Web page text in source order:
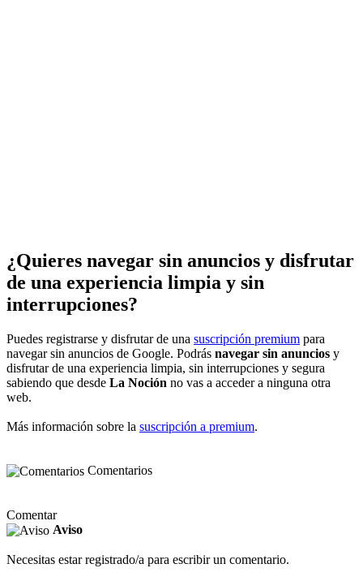
¿Quieres navegar sin anuncios y disfrutar
de una experiencia limpia y sin
interrupciones?
Puedes registrarse y disfrutar de una suscripción premium para
navegar sin anuncios de Google. Podrás navegar sin anuncios y
disfrutar de una experiencia limpia, sin interrupciones y segura
sabiendo que desde La Noción no vas a acceder a ninguna otra
web.
Más información sobre la suscripción a premium.
Comentarios
Comentar
Aviso
Necesitas estar registrado/a para escribir un comentario.